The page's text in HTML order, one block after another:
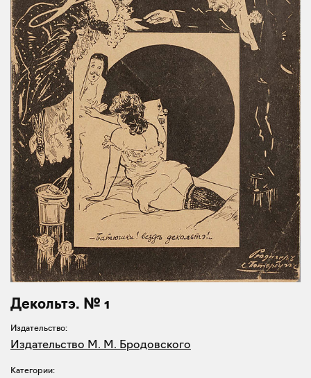
Декольтэ. № 1
Издательство:
Издательство М. М. Бродовского
Категории: